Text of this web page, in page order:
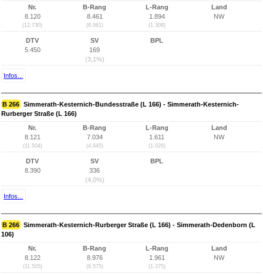
Nr.
8.120
(12.730)
B-Rang
8.461
(6.061)
L-Rang
1.894
(1.308)
Land
NW
DTV
5.450
SV
169
(3,1%)
BPL
Infos...
B 266 Simmerath-Kesternich-Bundesstraße (L 166) - Simmerath-Kesternich-
Rurberger Straße (L 166)
Nr.
8.121
(11.504)
B-Rang
7.034
(4.645)
L-Rang
1.611
(1.026)
Land
NW
DTV
8.390
SV
336
(4,0%)
BPL
Infos...
B 266 Simmerath-Kesternich-Rurberger Straße (L 166) - Simmerath-Dedenborn (L
106)
Nr.
8.122
(11.505)
B-Rang
8.976
(6.575)
L-Rang
1.961
(1.375)
Land
NW